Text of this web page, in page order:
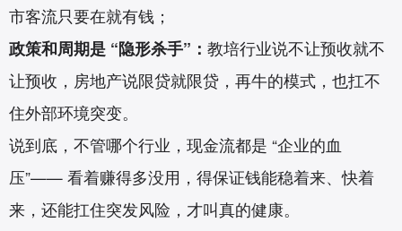
市客流只要在就有钱；
政策和周期是 “隐形杀手”： 教培行业说不让预收就不
让预收，房地产说限贷就限贷，再牛的模式，也扛不
住外部环境突变。
说到底，不管哪个行业，现金流都是 “企业的血
压”—— 看着赚得多没用，得保证钱能稳着来、快着
来，还能扛住突发风险，才叫真的健康。